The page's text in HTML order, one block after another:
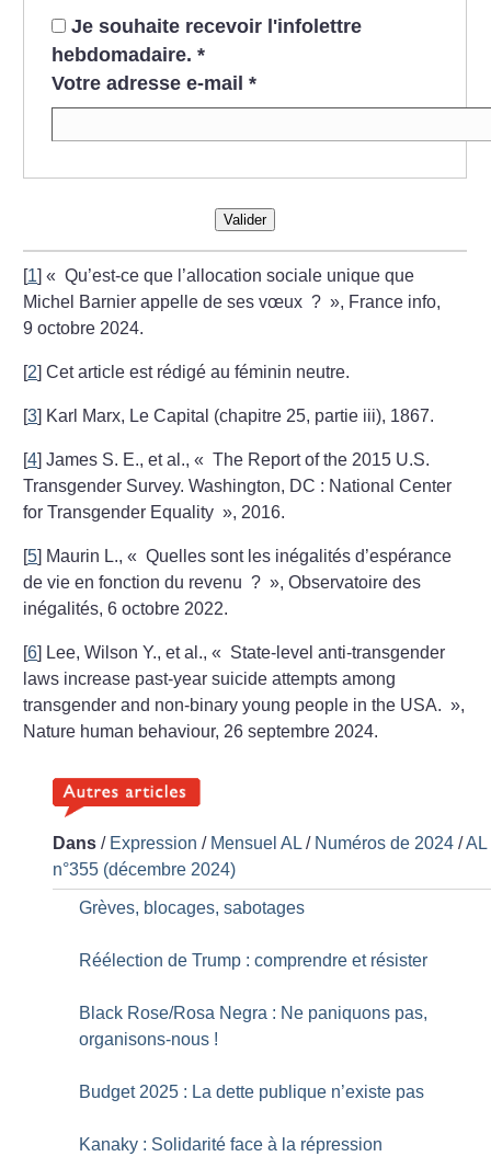
Je souhaite recevoir l'infolettre
hebdomadaire. *
Votre adresse e-mail *
Valider
[1]« Qu’est-ce que l’allocation sociale unique que
Michel Barnier appelle de ses vœux ? », France info,
9 octobre 2024.
[2]Cet article est rédigé au féminin neutre.
[3] Karl Marx, Le Capital (chapitre 25, partie iii), 1867.
[4]James S. E., et al., « The Report of the 2015 U.S.
Transgender Survey. Washington, DC : National Center
for Transgender Equality », 2016.
[5] Maurin L., « Quelles sont les inégalités d’espérance
de vie en fonction du revenu ? », Observatoire des
inégalités, 6 octobre 2022.
[6] Lee, Wilson Y., et al., « State-level anti-transgender
laws increase past-year suicide attempts among
transgender and non-binary young people in the USA. »,
Nature human behaviour, 26 septembre 2024.
Dans / Expression / Mensuel AL/ Numéros de 2024 /AL
n°355 (décembre 2024)
Grèves, blocages, sabotages
Réélection de Trump : comprendre et résister
Black Rose/Rosa Negra : Ne paniquons pas,
organisons-nous !
Budget 2025 : La dette publique n’existe pas
Kanaky : Solidarité face à la répression